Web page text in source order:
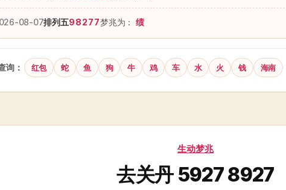
08-07排列五98277梦兆为： 绩
询： 红包 蛇 鱼 狗 牛 鸡 车 水 火 钱 海南
分
生动梦兆
去关丹 5927 8927